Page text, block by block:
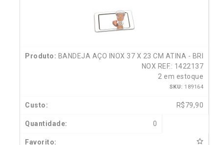
BANDEJA AÇO INOX 37 X 23 CM ATINA - BRI
NOX REF.: 1422137
2 em estoque
SKU: 189164
R$79,90
0